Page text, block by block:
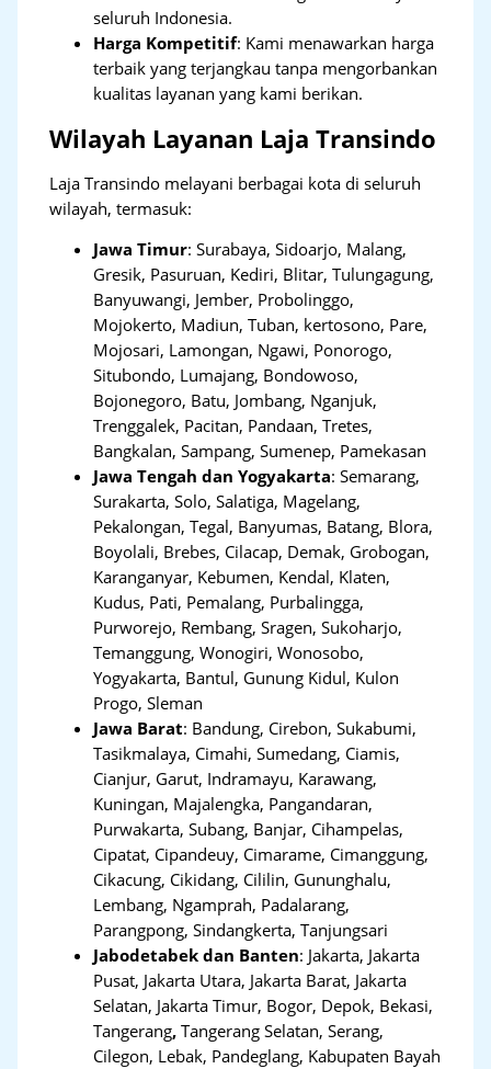
seluruh Indonesia.
Harga Kompetitif: Kami menawarkan harga
terbaik yang terjangkau tanpa mengorbankan
kualitas layanan yang kami berikan.
Wilayah Layanan Laja Transindo
Laja Transindo melayani berbagai kota di seluruh
wilayah, termasuk:
Jawa Timur:Surabaya, Sidoarjo, Malang,
Gresik, Pasuruan, Kediri, Blitar, Tulungagung,
Banyuwangi, Jember, Probolinggo,
Mojokerto, Madiun, Tuban, kertosono, Pare,
Mojosari, Lamongan, Ngawi, Ponorogo,
Situbondo, Lumajang, Bondowoso,
Bojonegoro, Batu, Jombang, Nganjuk,
Trenggalek, Pacitan, Pandaan, Tretes,
Bangkalan, Sampang, Sumenep, Pamekasan
Jawa Tengah dan Yogyakarta:Semarang,
Surakarta, Solo, Salatiga, Magelang,
Pekalongan, Tegal, Banyumas, Batang, Blora,
Boyolali, Brebes, Cilacap, Demak, Grobogan,
Karanganyar, Kebumen, Kendal, Klaten,
Kudus, Pati, Pemalang, Purbalingga,
Purworejo, Rembang, Sragen, Sukoharjo,
Temanggung, Wonogiri, Wonosobo,
Yogyakarta, Bantul, Gunung Kidul, Kulon
Progo, Sleman
Jawa Barat: Bandung, Cirebon, Sukabumi,
Tasikmalaya, Cimahi, Sumedang, Ciamis,
Cianjur, Garut, Indramayu, Karawang,
Kuningan, Majalengka, Pangandaran,
Purwakarta, Subang, Banjar, Cihampelas,
Cipatat, Cipandeuy, Cimarame, Cimanggung,
Cikacung, Cikidang, Cililin, Gununghalu,
Lembang, Ngamprah, Padalarang,
Parangpong, Sindangkerta, Tanjungsari
Jabodetabek dan Banten: Jakarta, Jakarta
Pusat, Jakarta Utara, Jakarta Barat, Jakarta
Selatan, Jakarta Timur, Bogor, Depok, Bekasi,
Tangerang,Tangerang Selatan, Serang,
Cilegon, Lebak, Pandeglang, Kabupaten Bayah